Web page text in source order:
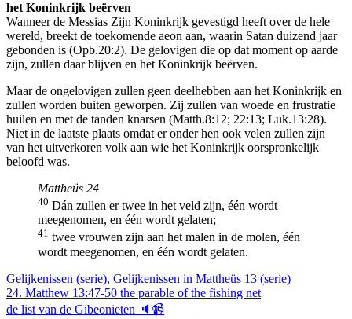
het Koninkrijk beërven
Wanneer de Messias Zijn Koninkrijk gevestigd heeft over de hele
wereld, breekt de toekomende aeon aan, waarin Satan duizend jaar
gebonden is (Opb.20:2). De gelovigen die op dat moment op aarde
zijn, zullen daar blijven en het Koninkrijk beërven.
Maar de ongelovigen zullen geen deelhebben aan het Koninkrijk en
zullen worden buiten geworpen. Zij zullen van woede en frustratie
huilen en met de tanden knarsen (Matth.8:12; 22:13; Luk.13:28).
Niet in de laatste plaats omdat er onder hen ook velen zullen zijn
van het uitverkoren volk aan wie het Koninkrijk oorspronkelijk
beloofd was.
Mattheüs 24
40 Dán zullen er twee in het veld zijn, één wordt
meegenomen, en één wordt gelaten;
41 twee vrouwen zijn aan het malen in de molen, één
wordt meegenomen, en één wordt gelaten.
Gelijkenissen (serie), Gelijkenissen in Mattheüs 13 (serie)
Berichtnavigatie
24. Matthew 13:47-50 the parable of the fishing net
de list van de Gibeonieten 🔈📹